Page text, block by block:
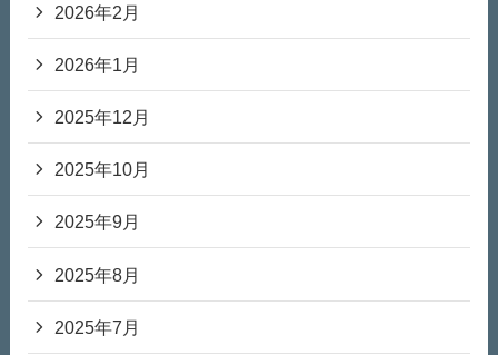
2026年2月
2026年1月
2025年12月
2025年10月
2025年9月
2025年8月
2025年7月